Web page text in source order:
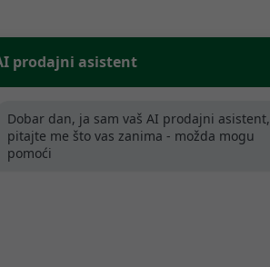
Poredaj po relevantnosti
prodajni asistent
Dobar dan, ja sam vaš AI prodajni asistent,
pitajte me što vas zanima - možda mogu
pomoći